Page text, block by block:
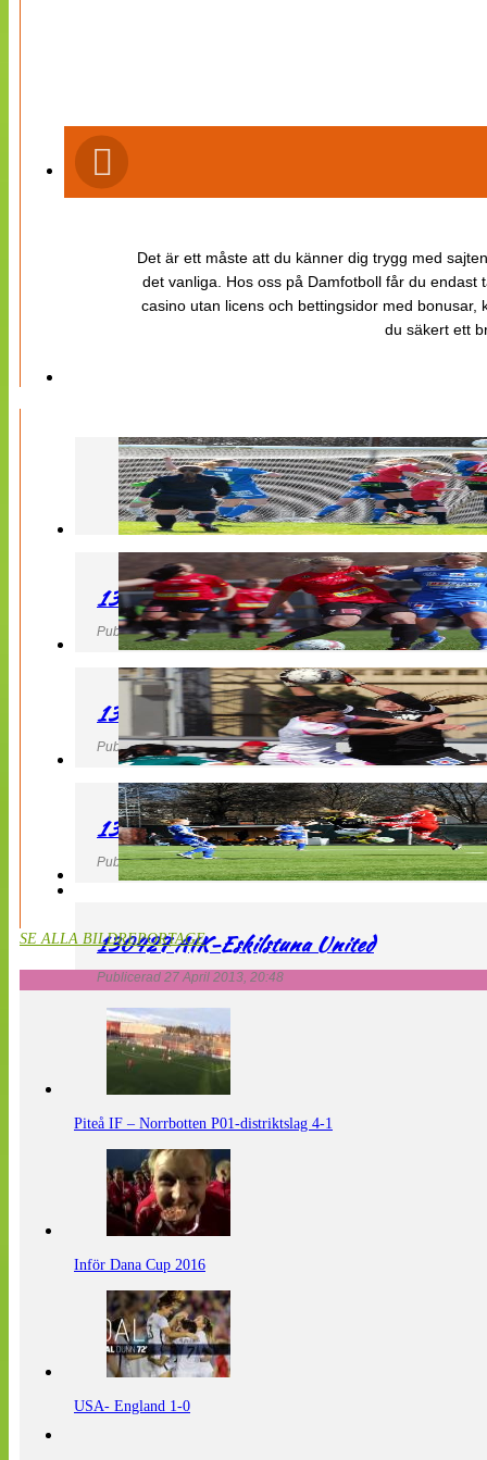
Det är ett måste att du känner dig trygg med
det vanliga. Hos oss på Damfotboll får du
casino utan licens och bettingsidor med
du säkert ett
130427 LB 07 – QBIK
Publicerad 27 April 2013, 22:40
130427 IF Limhamn Bunkeflo – QBIK
Publicerad 27 April 2013, 21:10
130427 LdB FC Malmö – Mallbackens IF
Publicerad 27 April 2013, 20:54
130427 AIK-Eskilstuna United
Publicerad 27 April 2013, 20:48
SE ALLA BILDREPORTAGE
Piteå IF – Norrbotten P01-distriktslag 4-1
Inför Dana Cup 2016
USA- England 1-0